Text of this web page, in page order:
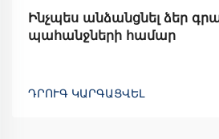
Ինչպես անձանցնել ձեր
պահանջների համար
ԴՐՈՒԳ ԿԱՐԳԱՑՎԵԼ